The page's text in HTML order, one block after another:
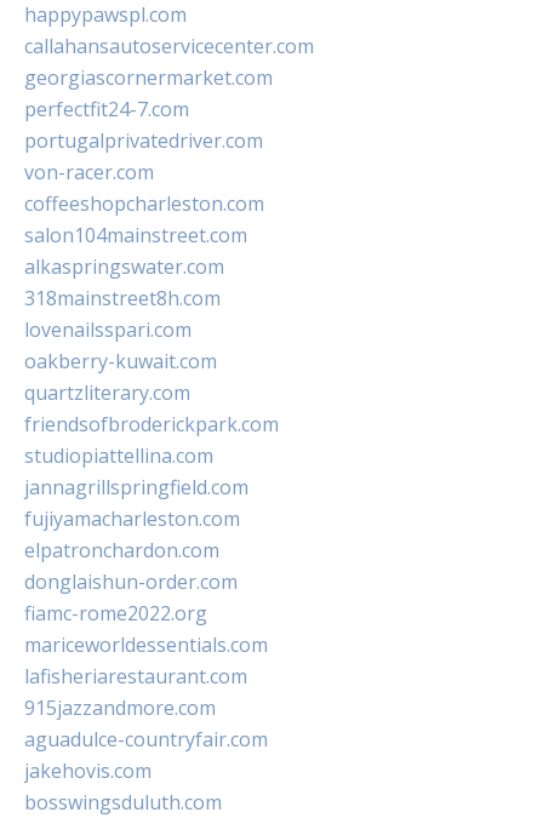
happypawspl.com
callahansautoservicecenter.com
georgiascornermarket.com
perfectfit24-7.com
portugalprivatedriver.com
von-racer.com
coffeeshopcharleston.com
salon104mainstreet.com
alkaspringswater.com
318mainstreet8h.com
lovenailsspari.com
oakberry-kuwait.com
quartzliterary.com
friendsofbroderickpark.com
studiopiattellina.com
jannagrillspringfield.com
fujiyamacharleston.com
elpatronchardon.com
donglaishun-order.com
fiamc-rome2022.org
mariceworldessentials.com
lafisheriarestaurant.com
915jazzandmore.com
aguadulce-countryfair.com
jakehovis.com
bosswingsduluth.com